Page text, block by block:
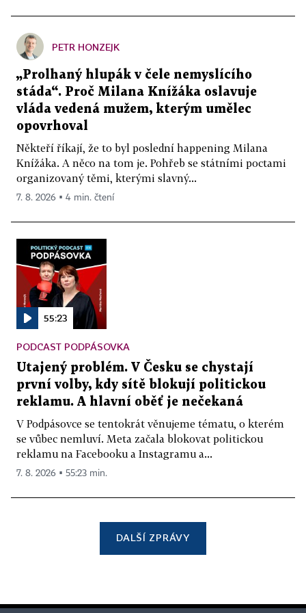
PETR HONZEJK
„Prolhaný hlupák v čele nemyslícího
stáda“. Proč Milana Knížáka oslavuje
vláda vedená mužem, kterým umělec
opovrhoval
Někteří říkají, že to byl poslední happening Milana
Knížáka. A něco na tom je. Pohřeb se státními poctami
organizovaný těmi, kterými slavný...
7. 8. 2026 ▪ 4 min. čtení
55:23
PODCAST PODPÁSOVKA
Utajený problém. V Česku se chystají
první volby, kdy sítě blokují politickou
reklamu. A hlavní oběť je nečekaná
V Podpásovce se tentokrát věnujeme tématu, o kterém
se vůbec nemluví. Meta začala blokovat politickou
reklamu na Facebooku a Instagramu a...
7. 8. 2026 ▪ 55:23 min.
DALŠÍ ZPRÁVY